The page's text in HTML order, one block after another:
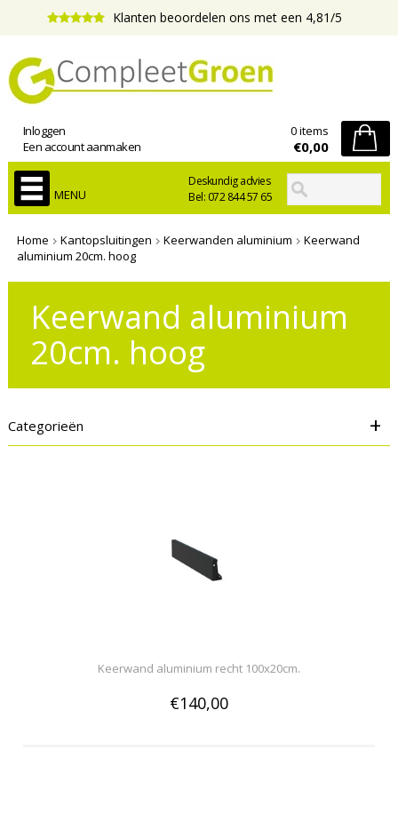
Klanten beoordelen ons met een 4,81/5
Deskundig advies
Bel: 072 844 57 65
Inloggen
Een account aanmaken
0 items
€0,00
MENU
Home Kantopsluitingen Keerwanden aluminium
Keerwand
aluminium 20cm. hoog
Keerwand aluminium
20cm. hoog
Categorieën +
Keerwand aluminium recht 100x20cm.
€140,00